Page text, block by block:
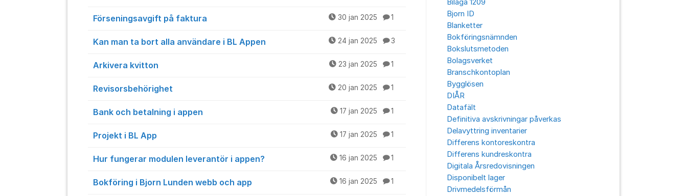
Förseningsavgift på faktura 30 jan 2025 1
Kan man ta bort alla användare i BL Appen 24 jan 2025 3
Arkivera kvitton 23 jan 2025 1
Revisorsbehörighet 20 jan 2025 1
Bank och betalning i appen 17 jan 2025 1
Projekt i BL App 17 jan 2025 1
Hur fungerar modulen leverantör i appen? 16 jan 2025 1
Bokföring i Bjorn Lunden webb och app 16 jan 2025 1
Bilaga 1209
Bjorn ID
Blanketter
Bokföringsnämnden
Bokslutsmetoden
Bolagsverket
Branschkontoplan
Bygglösen
DIÅR
Datafält
Definitiva avskrivningar påverkas
Delavyttring inventarier
Differens kontoreskontra
Differens kundreskontra
Digitala Årsredovisningen
Disponibelt lager
Drivmedelsförmån